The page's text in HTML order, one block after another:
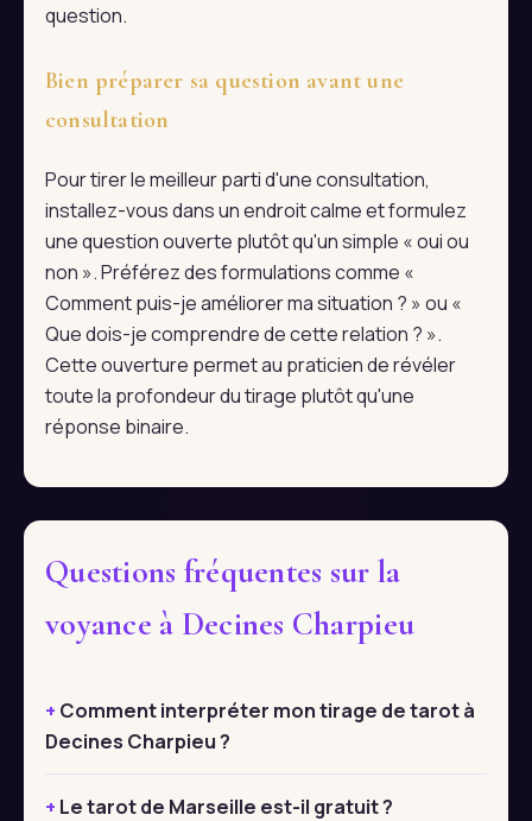
question.
Bien préparer sa question avant une
consultation
Pour tirer le meilleur parti d'une consultation,
installez-vous dans un endroit calme et formulez
une question ouverte plutôt qu'un simple « oui ou
non ». Préférez des formulations comme «
Comment puis-je améliorer ma situation ? » ou «
Que dois-je comprendre de cette relation ? ».
Cette ouverture permet au praticien de révéler
toute la profondeur du tirage plutôt qu'une
réponse binaire.
Questions fréquentes sur la
voyance à Decines Charpieu
Comment interpréter mon tirage de tarot à
Decines Charpieu ?
Le tarot de Marseille est-il gratuit ?